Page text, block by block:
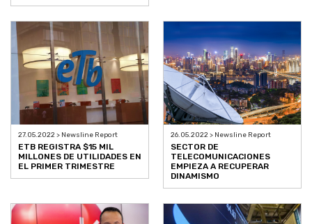
27.05.2022 > Newsline Report
ETB REGISTRA $15 MIL
MILLONES DE UTILIDADES EN
EL PRIMER TRIMESTRE
26.05.2022 > Newsline Report
SECTOR DE
TELECOMUNICACIONES
EMPIEZA A RECUPERAR
DINAMISMO